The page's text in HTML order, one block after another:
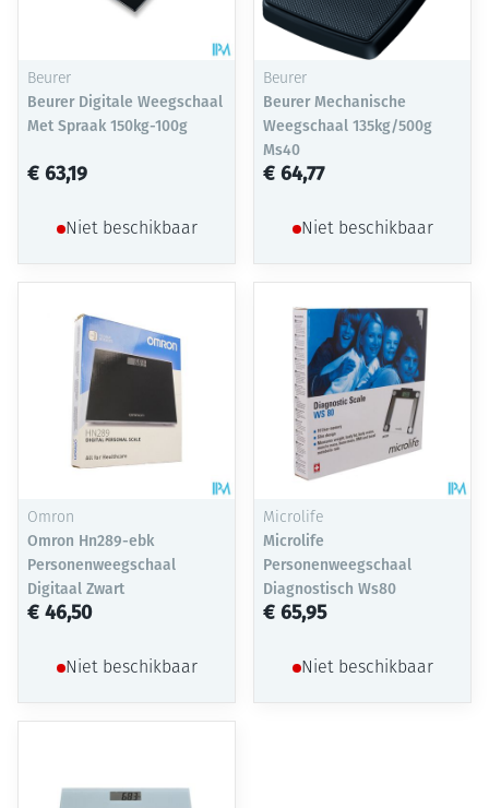
Beurer
Beurer Digitale Weegschaal
Met Spraak 150kg-100g
€ 63,19
Niet beschikbaar
Beurer
Beurer Mechanische
Weegschaal 135kg/500g
Ms40
€ 64,77
Niet beschikbaar
Omron
Omron Hn289-ebk
Personenweegschaal
Digitaal Zwart
€ 46,50
Niet beschikbaar
Microlife
Microlife
Personenweegschaal
Diagnostisch Ws80
€ 65,95
Niet beschikbaar